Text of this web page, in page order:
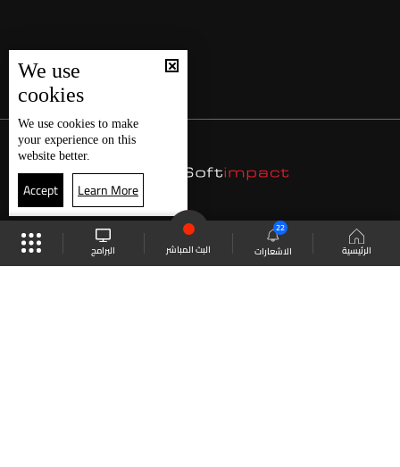
الرئيسية الاشعارات
22
البث المباشر البرامج
We use
cookies
We use cookies to make
your experience on this
website better.
Accept Learn More
موقع البرامج الجدول البث المباشر